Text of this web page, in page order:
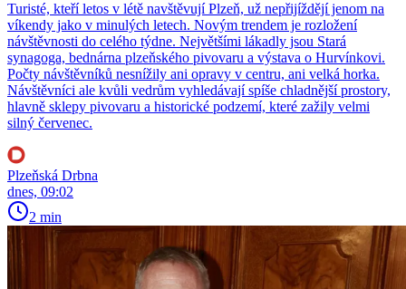
Turisté, kteří letos v létě navštěvují Plzeň, už nepřijíždějí jenom na
víkendy jako v minulých letech. Novým trendem je rozložení
návštěvnosti do celého týdne. Největšími lákadly jsou Stará
synagoga, bednárna plzeňského pivovaru a výstava o Hurvínkovi.
Počty návštěvníků nesnížily ani opravy v centru, ani velká horka.
Návštěvníci ale kvůli vedrům vyhledávají spíše chladnější prostory,
hlavně sklepy pivovaru a historické podzemí, které zažily velmi
silný červenec.
Plzeňská Drbna
dnes, 09:02
2 min